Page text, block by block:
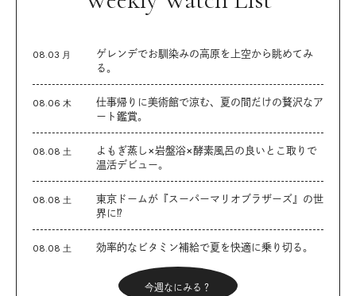
08.03 月
ゲレンデでお馴染みの高原を上空から眺めてみ
る。
08.06 木
仕事帰りに美術館で涼む、夏の間だけの贅沢なア
ート鑑賞。
08.08 土
よもぎ蒸し×岩盤浴×酵素風呂の良いとこ取りで
温活デビュー。
08.08 土
東京ドームが『スーパーマリオブラザーズ』の世
界に⁉︎
08.08 土 効率的なビタミン補給で夏を快適に乗り切る。
今週なにみる？